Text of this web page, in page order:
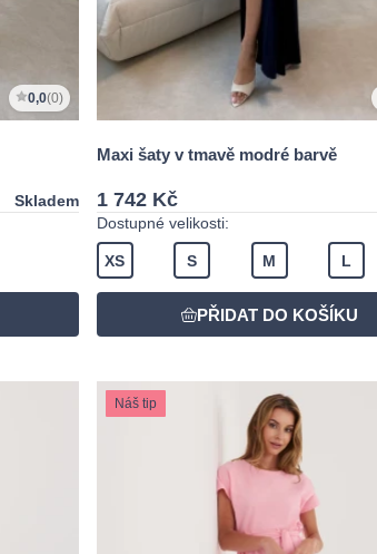
0,0(0)
Skladem
Maxi šaty v tmavě modré barvě
1 742 Kč
Dostupné velikosti:
XS S M L
Náš tip